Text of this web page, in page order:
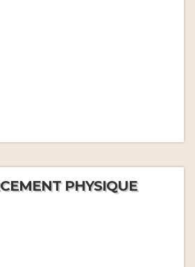
PHYSIQUE